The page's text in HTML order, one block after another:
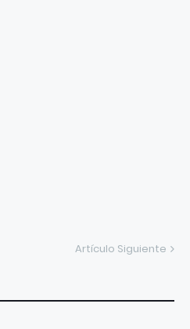
Artículo Siguiente